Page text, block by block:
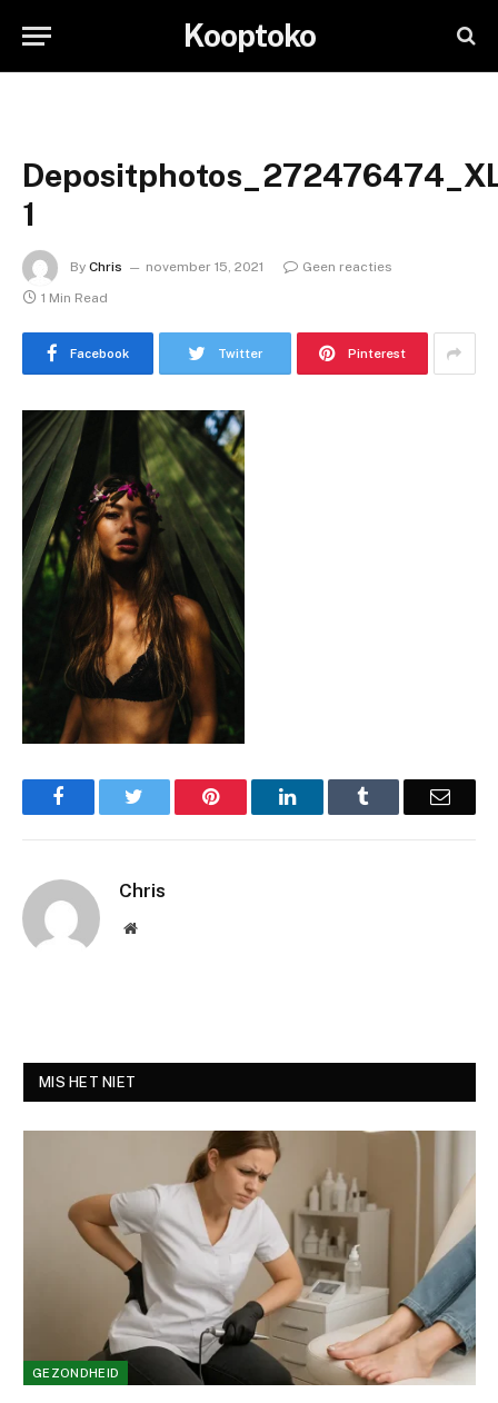
Kooptoko
1
By Chris november 15, 2021
Geen reacties
1 Min Read
Facebook Twitter Pinterest
Facebook Pinterest LinkedIn Email
Chris
Website
MIS HET NIET
GEZONDHEID